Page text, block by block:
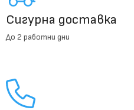
Сигурна доставка
До 2 работни дни